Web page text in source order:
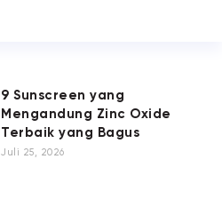
9 Sunscreen yang
Mengandung Zinc Oxide
Terbaik yang Bagus
Juli 25, 2026